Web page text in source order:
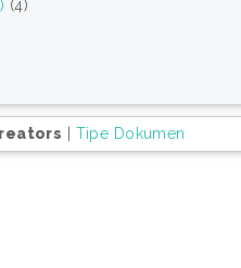
(4)
| Tipe Dokumen